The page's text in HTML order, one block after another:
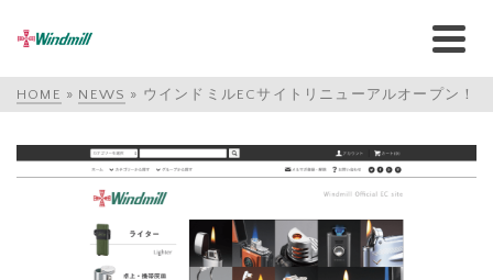
HOME » NEWS » ウインドミルECサイトリニューアルオープン！